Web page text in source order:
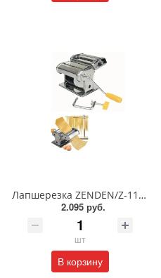
Лапшерезка ZENDEN/Z-1167
2.095 руб.
шт
В корзину